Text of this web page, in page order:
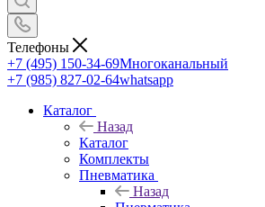
Телефоны
+7 (495) 150-34-69Многоканальный
+7 (985) 827-02-64whatsapp
Каталог
Назад
Каталог
Комплекты
Пневматика
Назад